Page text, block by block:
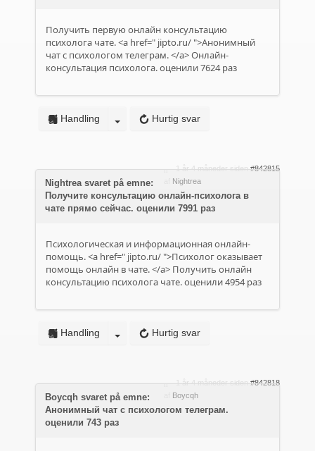
Получить первую онлайн консультацию
психолога чате. <a href=" jipto.ru/ ">Анонимный
чат с психологом телеграм. </a> Онлайн-
консультация психолога. оценили 7624 раз
Hurtig svar
Handling
1 år 4 måneder siden #842815
Nightrea
Nightrea svaret på emne:
Получите консультацию онлайн-психолога в
чате прямо сейчас. оценили 7991 раз
Психологическая и информационная онлайн-
помощь. <a href=" jipto.ru/ ">Психолог оказывает
помощь онлайн в чате. </a> Получить онлайн
консультацию психолога чате. оценили 4954 раз
Hurtig svar
Handling
1 år 4 måneder siden #842818
Boycqh
Boycqh svaret på emne:
Анонимный чат с психологом телеграм.
оценили 743 раз